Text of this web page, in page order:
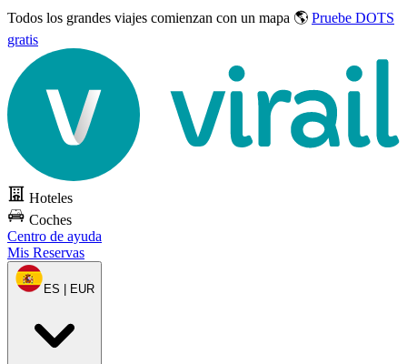
Todos los grandes viajes comienzan con un mapa 🌎 Pruebe DOTS
gratis
Hoteles
Coches
Centro de ayuda
Mis Reservas
ES | EUR